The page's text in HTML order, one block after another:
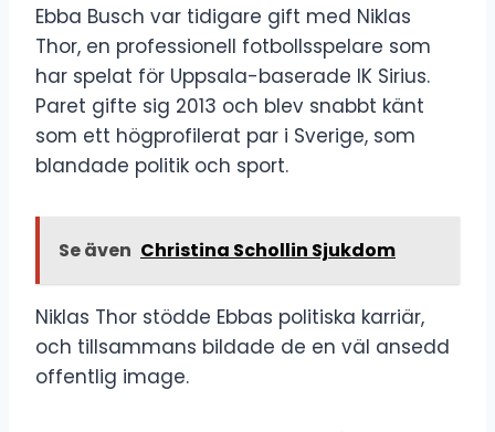
Ebba Busch var tidigare gift med Niklas
Thor, en professionell fotbollsspelare som
har spelat för Uppsala-baserade IK Sirius.
Paret gifte sig 2013 och blev snabbt känt
som ett högprofilerat par i Sverige, som
blandade politik och sport.
Se även Christina Schollin Sjukdom
Niklas Thor stödde Ebbas politiska karriär,
och tillsammans bildade de en väl ansedd
offentlig image.